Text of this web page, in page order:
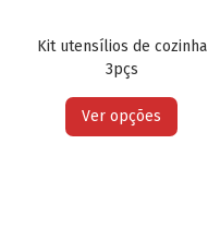
Kit utensílios de cozinha
3pçs
Ver opções